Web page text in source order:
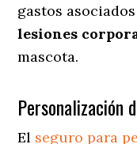
gastos
lesiones
mascota.
Personalización
El seguro para